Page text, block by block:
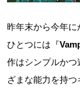
昨年末から今年
ひとつには『
作はシンプルかつ
ざまな能力を持